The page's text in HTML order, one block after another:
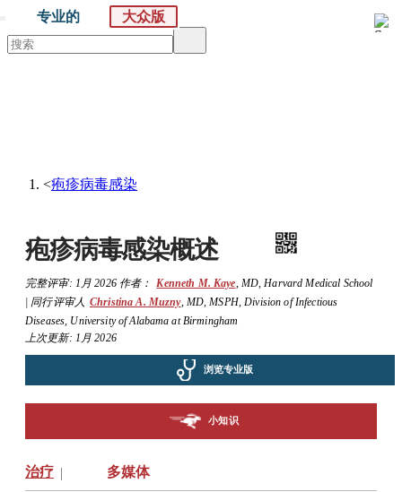
专业的 大众版
<疱疹病毒感染
疱疹病毒感染概述
完整评审: 1月 2026作者： Kenneth M. Kaye MD Harvard Medical School
| 同行评审人 Christina A. Muzny, MD, MSPH, Division of Infectious
Diseases, University of Alabama at Birmingham
上次更新: 1月 2026
浏览专业版
小知识
治疗 | 多媒体